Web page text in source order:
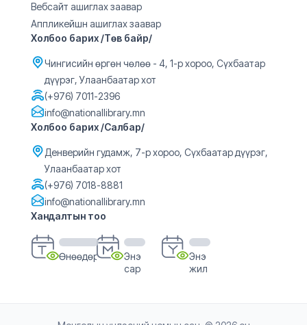
Вебсайт ашиглах заавар
Аппликейшн ашиглах заавар
Холбоо барих /Төв байр/
Чингисийн өргөн чөлөө - 4, 1-р хороо, Сүхбаатар
дүүрэг, Улаанбаатар хот
(+976) 7011-2396
info@nationallibrary.mn
Холбоо барих /Салбар/
Денверийн гудамж, 7-р хороо, Сүхбаатар дүүрэг,
Улаанбаатар хот
(+976) 7018-8881
info@nationallibrary.mn
Хандалтын тоо
Өнөөдөр
Энэ
сар
Энэ
жил